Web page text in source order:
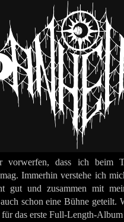
vorwerfen, dass ich beim
Immerhin verstehe ich
gut und zusammen mit
schon eine Bühne geteilt.
das erste Full-Length-